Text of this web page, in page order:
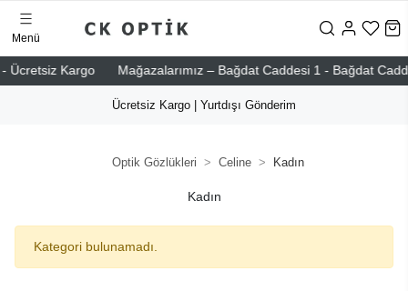
Kargo Mağazalarımız – Bağdat Caddesi 1 - Bağdat
Menü
Ücretsiz Kargo | Yurtdışı Gönderim
Optik Gözlükleri Celine Kadın
Kadın
Kategori bulunamadı.